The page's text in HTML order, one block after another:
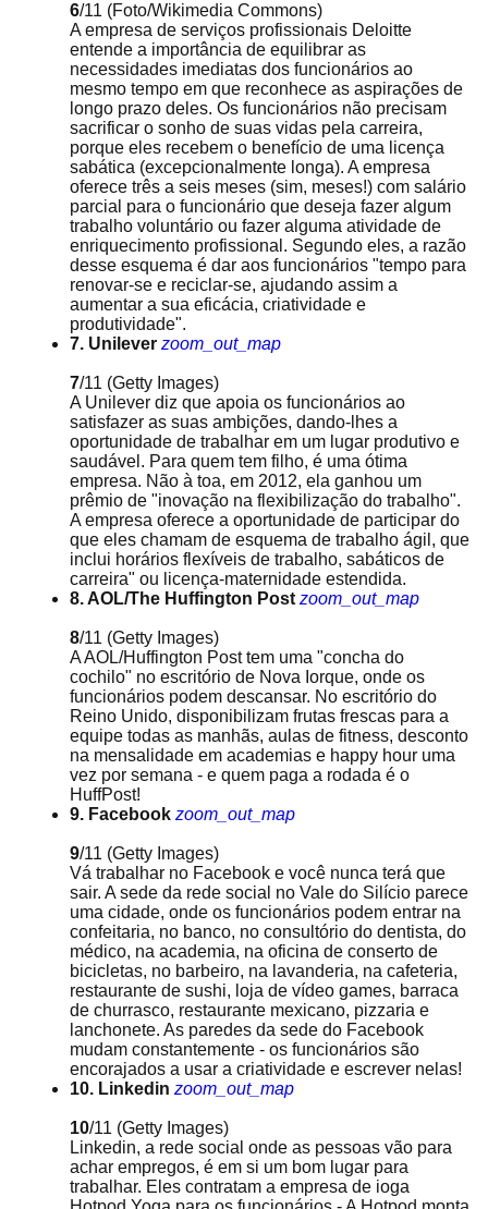
6/11 (Foto/Wikimedia Commons)
A empresa de serviços profissionais Deloitte
entende a importância de equilibrar as
necessidades imediatas dos funcionários ao
mesmo tempo em que reconhece as aspirações de
longo prazo deles. Os funcionários não precisam
sacrificar o sonho de suas vidas pela carreira,
porque eles recebem o benefício de uma licença
sabática (excepcionalmente longa). A empresa
oferece três a seis meses (sim, meses!) com salário
parcial para o funcionário que deseja fazer algum
trabalho voluntário ou fazer alguma atividade de
enriquecimento profissional. Segundo eles, a razão
desse esquema é dar aos funcionários "tempo para
renovar-se e reciclar-se, ajudando assim a
aumentar a sua eficácia, criatividade e
produtividade".
7. Unilever zoom_out_map
7/11 (Getty Images)
A Unilever diz que apoia os funcionários ao
satisfazer as suas ambições, dando-lhes a
oportunidade de trabalhar em um lugar produtivo e
saudável. Para quem tem filho, é uma ótima
empresa. Não à toa, em 2012, ela ganhou um
prêmio de "inovação na flexibilização do trabalho".
A empresa oferece a oportunidade de participar do
que eles chamam de esquema de trabalho ágil, que
inclui horários flexíveis de trabalho, sabáticos de
carreira" ou licença-maternidade estendida.
8. AOL/The Huffington Post zoom_out_map
8/11 (Getty Images)
A AOL/Huffington Post tem uma "concha do
cochilo" no escritório de Nova Iorque, onde os
funcionários podem descansar. No escritório do
Reino Unido, disponibilizam frutas frescas para a
equipe todas as manhãs, aulas de fitness, desconto
na mensalidade em academias e happy hour uma
vez por semana - e quem paga a rodada é o
HuffPost!
9. Facebook zoom_out_map
9/11 (Getty Images)
Vá trabalhar no Facebook e você nunca terá que
sair. A sede da rede social no Vale do Silício parece
uma cidade, onde os funcionários podem entrar na
confeitaria, no banco, no consultório do dentista, do
médico, na academia, na oficina de conserto de
bicicletas, no barbeiro, na lavanderia, na cafeteria,
restaurante de sushi, loja de vídeo games, barraca
de churrasco, restaurante mexicano, pizzaria e
lanchonete. As paredes da sede do Facebook
mudam constantemente - os funcionários são
encorajados a usar a criatividade e escrever nelas!
10. Linkedin zoom_out_map
10/11 (Getty Images)
Linkedin, a rede social onde as pessoas vão para
achar empregos, é em si um bom lugar para
trabalhar. Eles contratam a empresa de ioga